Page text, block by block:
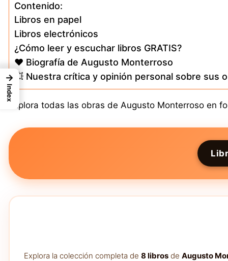
Contenido:
Libros en papel
Libros electrónicos
¿Cómo leer y escuchar libros GRATIS?
❤️ Biografía de Augusto Monterroso
💥 Nuestra crítica y opinión personal sobre sus
Explora todas las obras de Augusto Monterroso en
Explora la colección completa de 8 libros de Augusto
→
Index